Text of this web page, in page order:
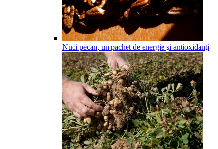
Nuci pecan, un pachet de energie şi antioxidanţi